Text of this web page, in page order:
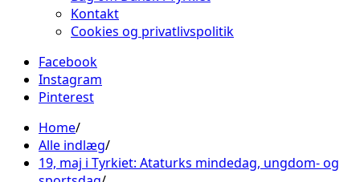
Kontakt
Cookies og privatlivspolitik
Facebook
Instagram
Pinterest
Home
Alle indlæg
19, maj i Tyrkiet: Ataturks mindedag, ungdom- og